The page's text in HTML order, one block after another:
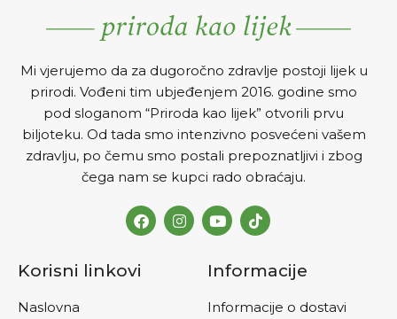
Mi vjerujemo da za dugoročno zdravlje postoji lijek u
prirodi. Vođeni tim ubjeđenjem 2016. godine smo
pod sloganom “Priroda kao lijek” otvorili prvu
biljoteku. Od tada smo intenzivno posvećeni vašem
zdravlju, po čemu smo postali prepoznatljivi i zbog
čega nam se kupci rado obraćaju.
Korisni linkovi
Naslovna
Informacije
Informacije o dostavi